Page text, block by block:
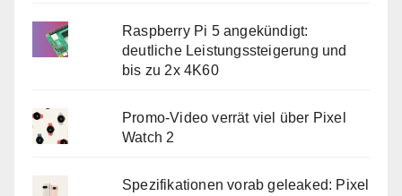
Raspberry Pi 5 angekündigt:
deutliche Leistungssteigerung und
bis zu 2x 4K60
Promo-Video verrät viel über Pixel
Watch 2
Spezifikationen vorab geleaked: Pixel